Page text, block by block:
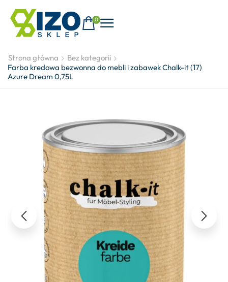
0
Strona główna
Bez kategorii
Farba kredowa bezwonna do mebli i zabawek Chalk-it (17)
Azure Dream 0,75L